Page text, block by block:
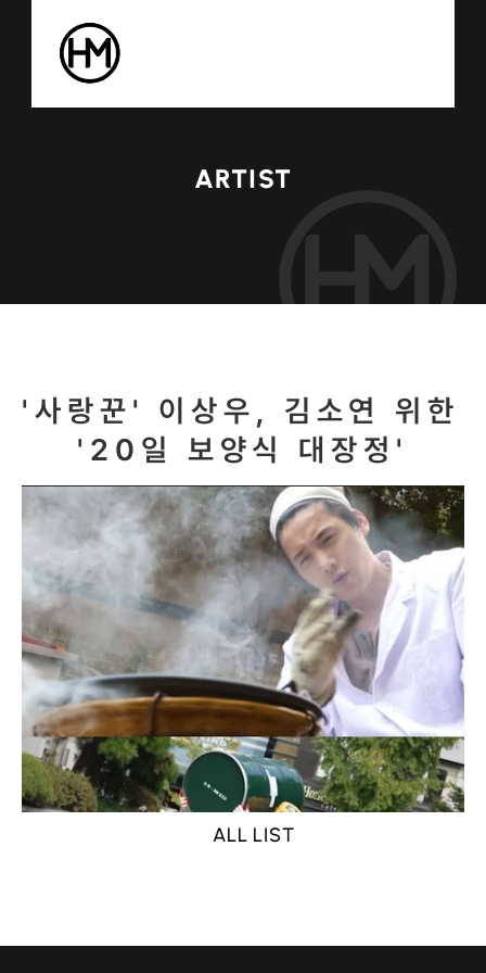
ARTIST
'사랑꾼' 이상우, 김소연 위한
'20일 보양식 대장정'
ALL LIST